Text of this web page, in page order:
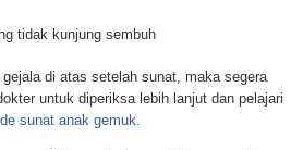
tidak kunjung sembuh
di atas setelah sunat, maka segera
untuk diperiksa lebih lanjut dan pelajari
sunat anak gemuk.